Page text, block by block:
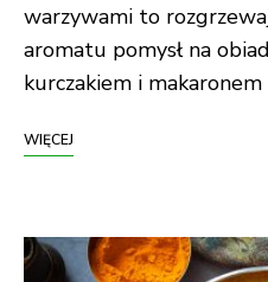
warzywami to
aromatu pomysł na
kurczakiem i
WIĘCEJ